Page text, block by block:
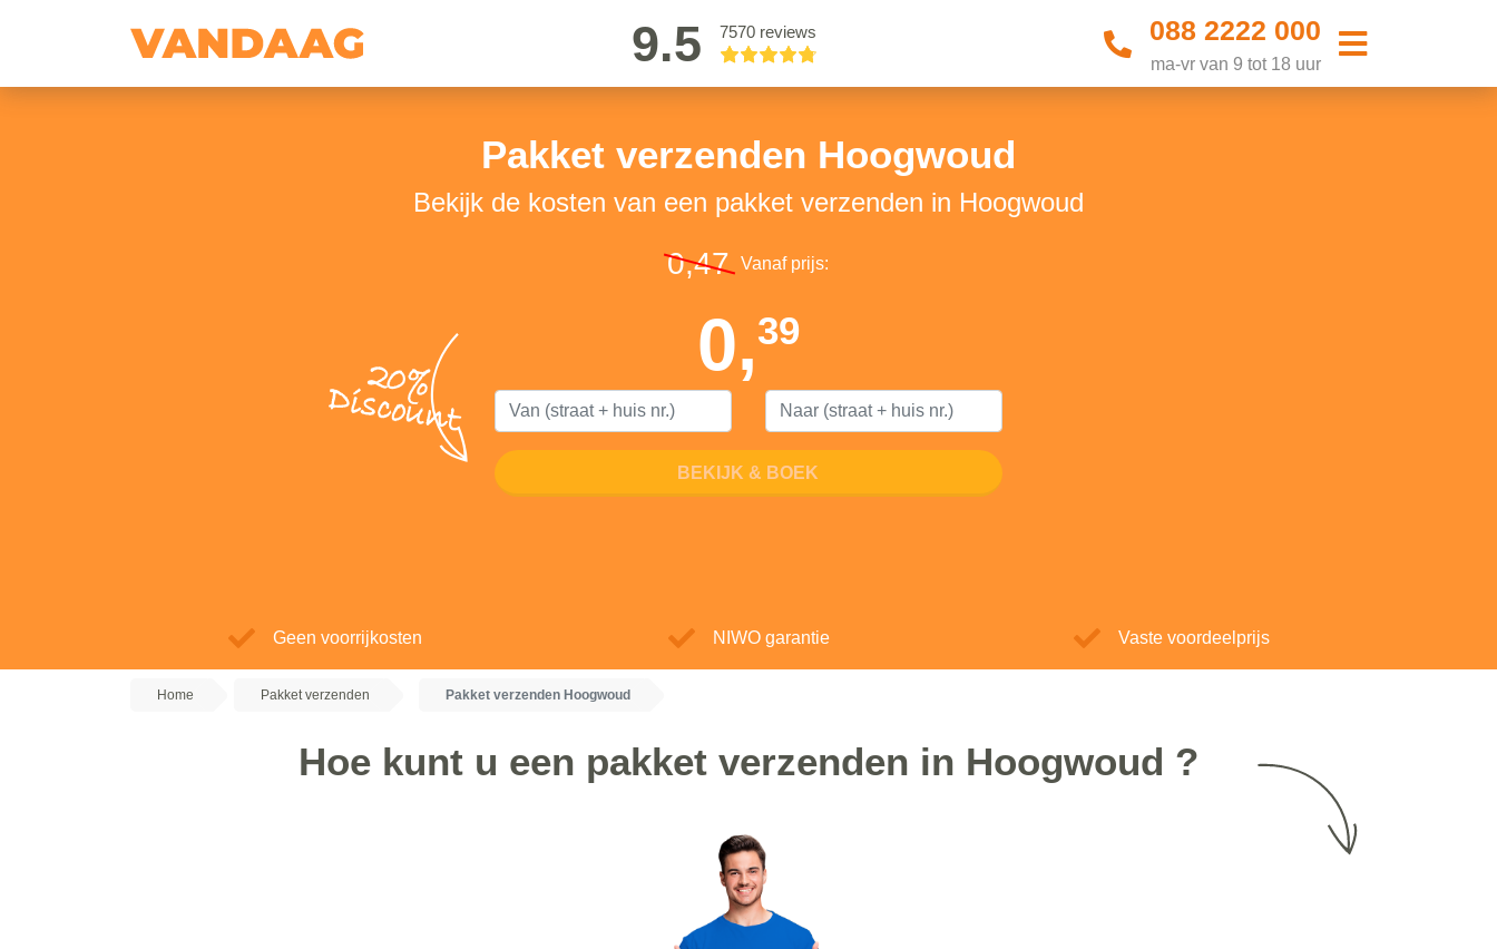
9.5 7570 reviews 088 2222 000
ma-vr van 9 tot 18 uur
Pakket verzenden Hoogwoud
Bekijk de kosten van een pakket verzenden in Hoogwoud
20%
Discount
0,47 Vanaf prijs:
0,39
BEKIJK & BOEK
Geen voorrijkosten NIWO garantie Vaste voordeelprijs
Home Pakket verzenden Pakket verzenden Hoogwoud
Hoe kunt u een pakket verzenden in Hoogwoud ?